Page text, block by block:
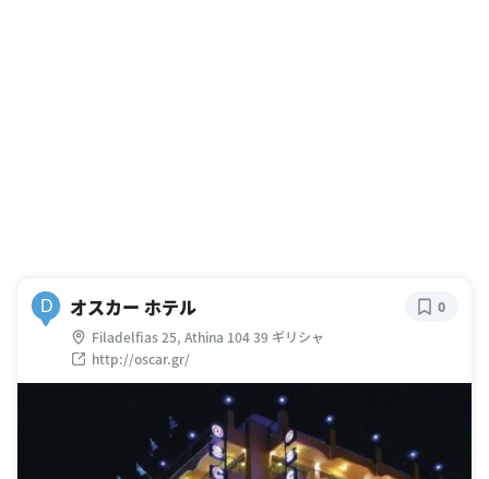
D オスカー ホテル
Filadelfias 25, Athina 104 39 ギリシャ
http://oscar.gr/
0